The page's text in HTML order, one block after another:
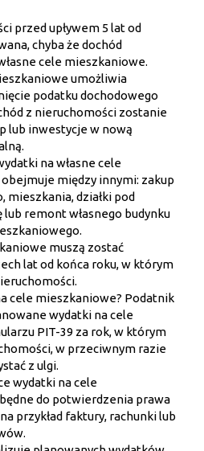
przed upływem 5 lat od
chyba że dochód
cele mieszkaniowe.
umożliwia
podatku dochodowego
z nieruchomości zostanie
lub inwestycje w nową
na własne cele
między innymi: zakup
mieszkania, działki pod
lub remont własnego budynku
muszą zostać
lat od końca roku, w którym
cele mieszkaniowe? Podatnik
wydatki na cele
PIT-39 za rok, w którym
w przeciwnym razie
z ulgi.
wydatki na cele
do potwierdzenia prawa
przykład faktury, rachunki lub